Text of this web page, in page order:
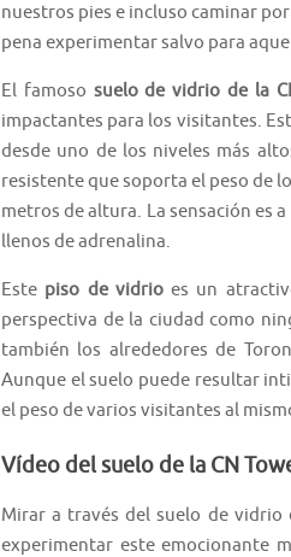
nuestros pies e incluso caminar
pena experimentar salvo para
El famoso suelo de vidrio de la
impactantes para los visitantes.
desde uno de los niveles más
resistente que soporta el peso de
metros de altura. La sensación es
llenos de adrenalina.
Este piso de vidrioes un
perspectiva de la ciudad como
también los alrededores de
Aunque el suelo puede resultar
el peso de varios visitantes al
Vídeo del suelo de la CN
Mirar a través del suelo de vidrio
experimentar este emocionante